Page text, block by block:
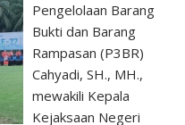
Pengelolaan Barang
Bukti dan Barang
Rampasan (P3BR)
Cahyadi, SH., MH.,
mewakili Kepala
Kejaksaan Negeri